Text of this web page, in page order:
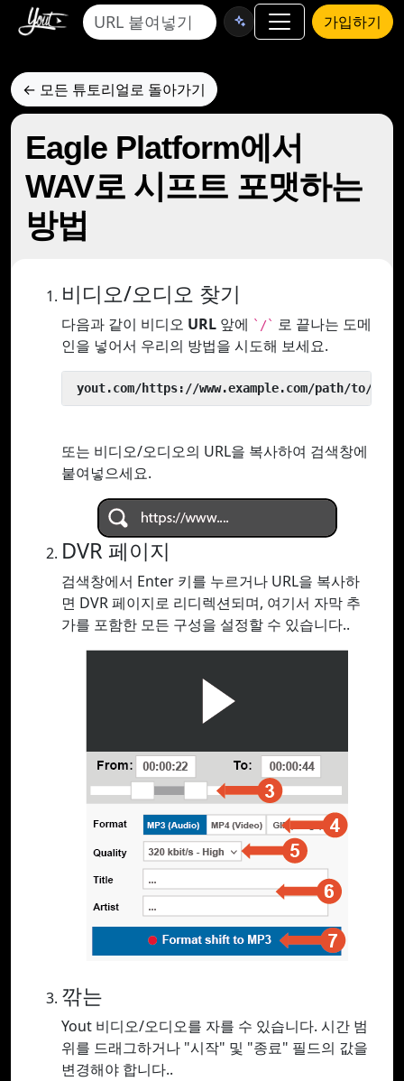
가입하기
← 모든 튜토리얼로 돌아가기
Eagle Platform에서
WAV로 시프트 포맷하는
방법
비디오/오디오 찾기
다음과 같이 비디오 URL 앞에 `/` 로 끝나는 도메
인을 넣어서 우리의 방법을 시도해 보세요.
yout.com/https://www.example.com/path/to/
또는 비디오/오디오의 URL을 복사하여 검색창에
붙여넣으세요.
DVR 페이지
검색창에서 Enter 키를 누르거나 URL을 복사하
면 DVR 페이지로 리디렉션되며, 여기서 자막 추
가를 포함한 모든 구성을 설정할 수 있습니다..
깎는
Yout 비디오/오디오를 자를 수 있습니다. 시간 범
위를 드래그하거나 "시작" 및 "종료" 필드의 값을
변경해야 합니다..